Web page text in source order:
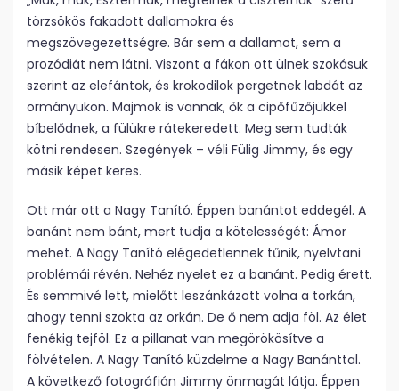
törzsökös fakadott dallamokra és
megszövegezettségre. Bár sem a dallamot, sem a
prozódiát nem látni. Viszont a fákon ott ülnek szokásuk
szerint az elefántok, és krokodilok pergetnek labdát az
ormányukon. Majmok is vannak, ők a cipőfűzőjükkel
bíbelődnek, a fülükre rátekeredett. Meg sem tudták
kötni rendesen. Szegények – véli Fülig Jimmy, és egy
másik képet keres.
Ott már ott a Nagy Tanító. Éppen banántot eddegél. A
banánt nem bánt, mert tudja a kötelességét: Ámor
mehet. A Nagy Tanító elégedetlennek tűnik, nyelvtani
problémái révén. Nehéz nyelet ez a banánt. Pedig érett.
És semmivé lett, mielőtt leszánkázott volna a torkán,
ahogy tenni szokta az orkán. De ő nem adja föl. Az élet
fenékig tejföl. Ez a pillanat van megörökösítve a
fölvételen. A Nagy Tanító küzdelme a Nagy Banánttal.
A következő fotográfián Jimmy önmagát látja. Éppen